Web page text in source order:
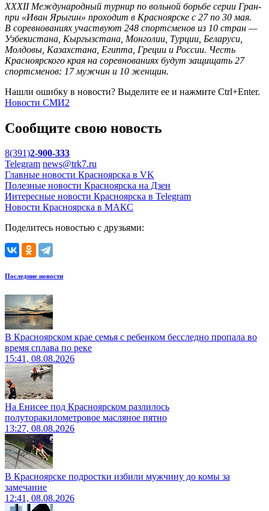
XXXII Международный турнир по вольной борьбе серии Гран-
при «Иван Ярыгин» проходит в Красноярске с 27 по 30 мая.
В соревнованиях участвуют 248 спортсменов из 10 стран —
Узбекистана, Кыргызстана, Монголии, Турции, Беларуси,
Молдовы, Казахстана, Египта, Греции и России. Честь
Красноярского края на соревнованиях будут защищать 27
спортсменов: 17 мужчин и 10 женщин.
Нашли ошибку в новости? Выделите ее и нажмите Ctrl+Enter.
Новости СМИ2
Сообщите свою новость
8(391)2-900-333
Telegram news@trk7.ru
Главные новости Красноярска в VK
Полезные новости Красноярска на Дзен
Интересные новости Красноярска в Telegram
Новости Красноярска в МАКС
Поделитесь новостью с друзьями:
Последние новости
В Красноярском крае семья с ребенком бесследно пропала во
время сплава по реке
15:41, 08.08.2026
На Енисее под Красноярском разлилось
полуторакилометровое масляное пятно
13:27, 08.08.2026
В Красноярске подростки избили мужчину до комы за
замечание
12:41, 08.08.2026